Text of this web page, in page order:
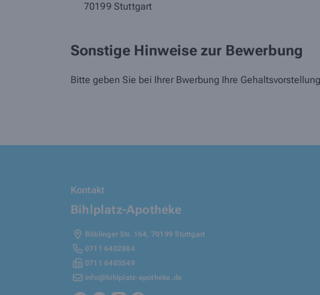
70199 Stuttgart
Sonstige Hinweise zur Bewerbung
Bitte geben Sie bei Ihrer Bwerbung Ihre
Kontakt
Bihlplatz-Apotheke
Böblinger Str. 164, 70199 Stuttgart
0711 6402884
0711 6403549
info@bihlplatz-apotheke.de